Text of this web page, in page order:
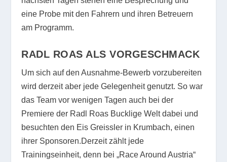
eine Probe mit den Fahrern und ihren Betreuern
am Programm.
RADL ROAS ALS VORGESCHMACK
Um sich auf den Ausnahme-Bewerb vorzubereiten
wird derzeit aber jede Gelegenheit genutzt. So war
das Team vor wenigen Tagen auch bei der
Premiere der Radl Roas Bucklige Welt dabei und
besuchten den Eis Greissler in Krumbach, einen
ihrer Sponsoren.Derzeit zählt jede
Trainingseinheit, denn bei „Race Around Austria“